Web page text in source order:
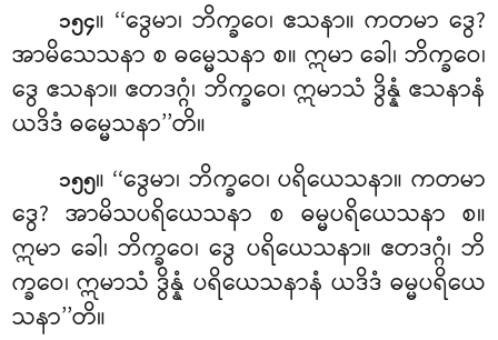
၁၅၄။ ‘‘ဒွေမာ၊ ဘိက္ခဝေ၊ ဧသနာ။ ကတမာ ဒွေ?
အာမိသေသနာ စ ဓမ္မေသနာ စ။ ဣမာ ခေါ၊ ဘိက္ခဝေ၊
ဒွေ ဧသနာ။ ဧတဒဂ္ဂံ၊ ဘိက္ခဝေ၊ ဣမာသံ ဒွိန္နံ ဧသနာနံ
ယဒိဒံ ဓမ္မေသနာ’’တိ။
၁၅၅။ ‘‘ဒွေမာ၊ ဘိက္ခဝေ၊ ပရိယေသနာ။ ကတမာ
ဒွေ? အာမိသပရိယေသနာ စ ဓမ္မပရိယေသနာ စ။
ဣမာ ခေါ၊ ဘိက္ခဝေ၊ ဒွေ ပရိယေသနာ။ ဧတဒဂ္ဂံ၊ ဘိ
က္ခဝေ၊ ဣမာသံ ဒွိန္နံ ပရိယေသနာနံ ယဒိဒံ ဓမ္မပရိယေ
သနာ’’တိ။